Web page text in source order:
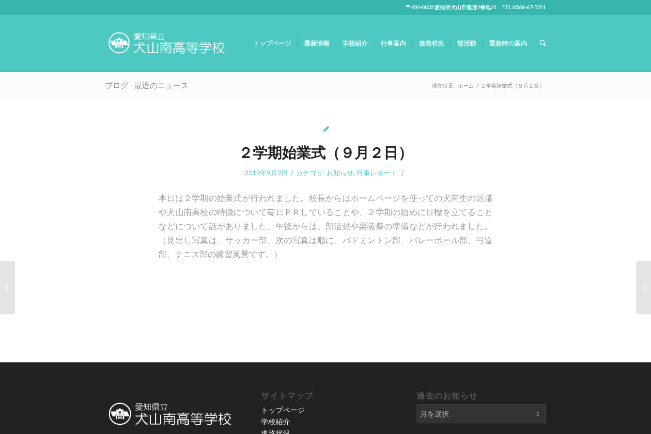
〒484-0835 愛知県犬山市蓮池2番地21 TEL:0568-67-5211
トップページ 最新情報 学校紹介 行事案内 進路状況 部活動 緊急時の案内
ブログ - 最近のニュース 現在位置: ホーム / ２学期始業式（９月２日）
２学期始業式（９月２日）
2019年9月2日 / カテゴリ: お知らせ, 行事レポート /
本日は２学期の始業式が行われました。校長からはホームページを使っての犬南生の活躍
や犬山南高校の特徴について毎日ＰＲしていることや、２学期の始めに目標を立てること
などについて話がありました。午後からは、部活動や栗陵祭の準備などが行われました。
（見出し写真は、サッカー部、次の写真は順に、バドミントン部、バレーボール部、弓道
部、テニス部の練習風景です。）
サイトマップ
トップページ
学校紹介
過去のお知らせ